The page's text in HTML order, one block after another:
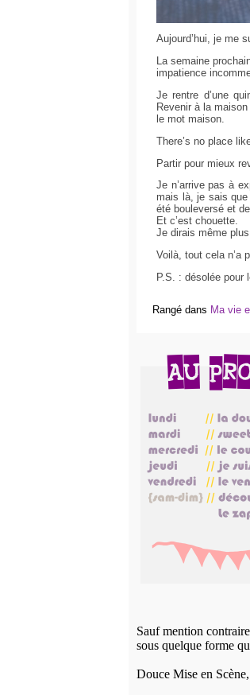
Aujourd’hui, je me
La semaine
impatience
Je rentre d’une
Revenir à la
le mot maison.
There’s no place
Partir pour mieux
Je n’arrive pas à
mais là, je sais que
été bouleversé et
Et c’est chouette.
Je dirais même
Voilà, tout cela n’a
P.S. : désolée pour
Rangé dans Ma vie
Sauf mention
sous quelque forme
Douce Mise en